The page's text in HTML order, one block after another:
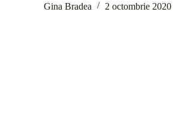
Gina Bradea 2 octombrie 2020